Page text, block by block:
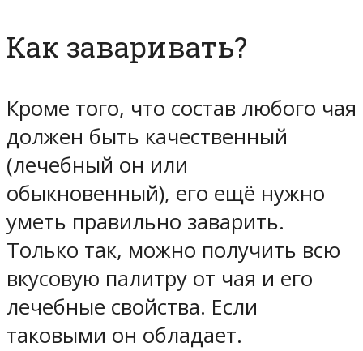
Как заваривать?
Кроме того, что состав любого чая
должен быть качественный
(лечебный он или
обыкновенный), его ещё нужно
уметь правильно заварить.
Только так, можно получить всю
вкусовую палитру от чая и его
лечебные свойства. Если
таковыми он обладает.